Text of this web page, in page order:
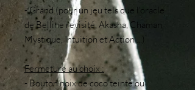
- Grand (pour un jeu tels que l'oracle
de Belline revisité, Akasha, Chaman
Mystique, Intuition et Action ...)
Fermeture au choix :
- Bouton noix de coco teinté ou